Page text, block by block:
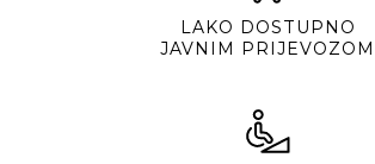
LAKO DOSTUPNO
JAVNIM PRIJEVOZOM